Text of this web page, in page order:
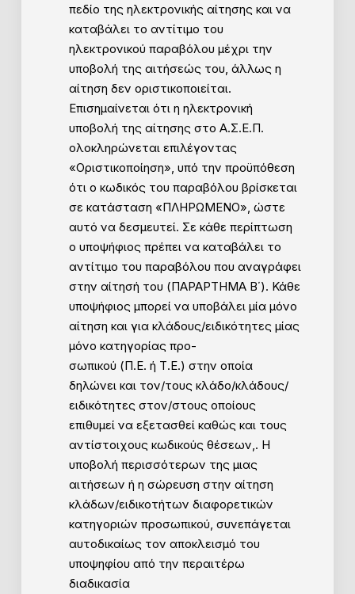
πεδίο της ηλεκτρονικής αίτησης και να
καταβάλει το αντίτιμο του
ηλεκτρονικού παραβόλου μέχρι την
υποβολή της αιτήσεώς του, άλλως η
αίτηση δεν οριστικοποιείται.
Επισημαίνεται ότι η ηλεκτρονική
υποβολή της αίτησης στο Α.Σ.Ε.Π.
ολοκληρώνεται επιλέγοντας
«Οριστικοποίηση», υπό την προϋπόθεση
ότι ο κωδικός του παραβόλου βρίσκεται
σε κατάσταση «ΠΛΗΡΩΜΕΝΟ», ώστε
αυτό να δεσμευτεί. Σε κάθε περίπτωση
ο υποψήφιος πρέπει να καταβάλει το
αντίτιμο του παραβόλου που αναγράφει
στην αίτησή του (ΠΑΡΑΡΤΗΜΑ Β΄). Κάθε
υποψήφιος μπορεί να υποβάλει μία μόνο
αίτηση και για κλάδους/ειδικότητες μίας
μόνο κατηγορίας προ-
σωπικού (Π.Ε. ή Τ.Ε.) στην οποία
δηλώνει και τον/τους κλάδο/κλάδους/
ειδικότητες στον/στους οποίους
επιθυμεί να εξετασθεί καθώς και τους
αντίστοιχους κωδικούς θέσεων,. Η
υποβολή περισσότερων της μιας
αιτήσεων ή η σώρευση στην αίτηση
κλάδων/ειδικοτήτων διαφορετικών
κατηγοριών προσωπικού, συνεπάγεται
αυτοδικαίως τον αποκλεισμό του
υποψηφίου από την περαιτέρω
διαδικασία